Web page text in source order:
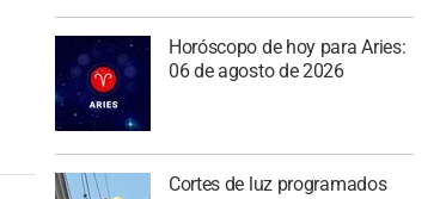
Horóscopo de hoy para Aries:
06 de agosto de 2026
Cortes de luz programados